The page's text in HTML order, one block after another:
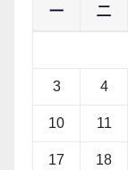
一 二
3 4
10 11
17 18